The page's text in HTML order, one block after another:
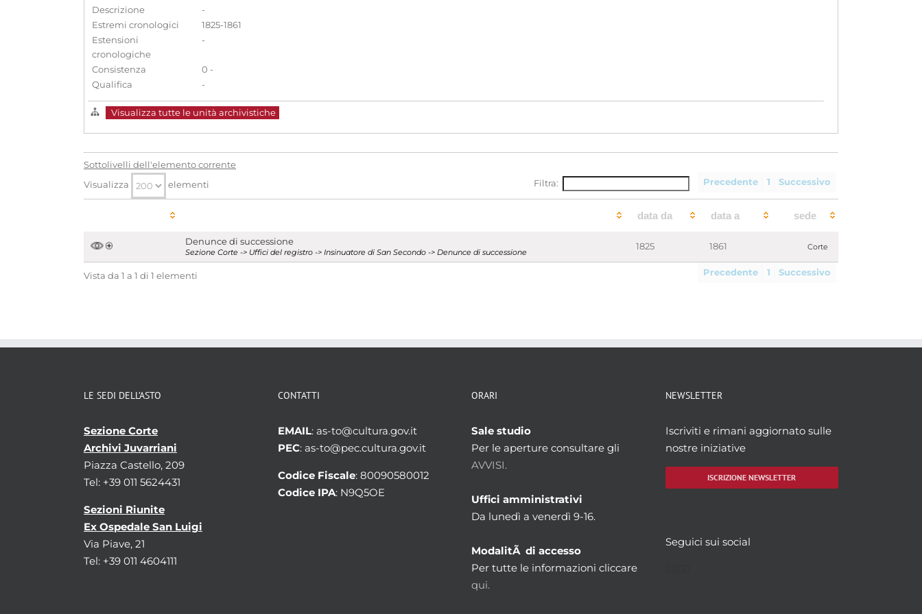
Descrizione
-
Estremi cronologici
1825-1861
Estensioni
cronologiche
-
Consistenza
0 -
Qualifica
-
Visualizza tutte le unità archivistiche
Sottolivelli dell'elemento corrente
Precedente
1 Successivo
Visualizza elementi Filtra:
data da data a sede
Denunce di successione
Sezione Corte -> Uffici del registro -> Insinuatore di San Secondo -> Denunce di successione
1825 1861 Corte
Vista da 1 a 1 di 1 elementi Precedente 1 Successivo
LE SEDI DELL’ASTO
Sezione Corte
Archivi Juvarriani
Piazza Castello, 209
Tel: +39 011 5624431
Sezioni Riunite
Ex Ospedale San Luigi
Via Piave, 21
Tel: +39 011 4604111
CONTATTI
EMAIL: as-to@cultura.gov.it
PEC: as-to@pec.cultura.gov.it
Codice Fiscale: 80090580012
Codice IPA: N9Q5OE
ORARI
Sale studio
Per le aperture consultare gli
AVVISI.
Uffici amministrativi
Da lunedì a venerdì 9-16.
ModalitÃ di accesso
Per tutte le informazioni cliccare
qui.
NEWSLETTER
Iscriviti e rimani aggiornato sulle
nostre iniziative
ISCRIZIONE NEWSLETTER
Seguici sui social